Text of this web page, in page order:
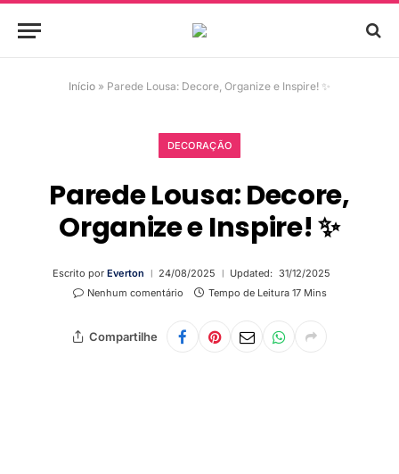
Início » Parede Lousa: Decore, Organize e Inspire! ✨
DECORAÇÃO
Parede Lousa: Decore,
Organize e Inspire! ✨
Escrito por Everton 24/08/2025 Updated: 31/12/2025
Nenhum comentário
Tempo de Leitura 17 Mins
Compartilhe